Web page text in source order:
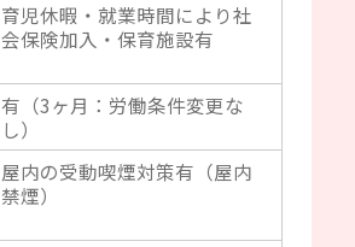
育児休暇・就業時間により社
会保険加入・保育施設有
有（3ヶ月：労働条件変更な
し）
屋内の受動喫煙対策有（屋内
禁煙）